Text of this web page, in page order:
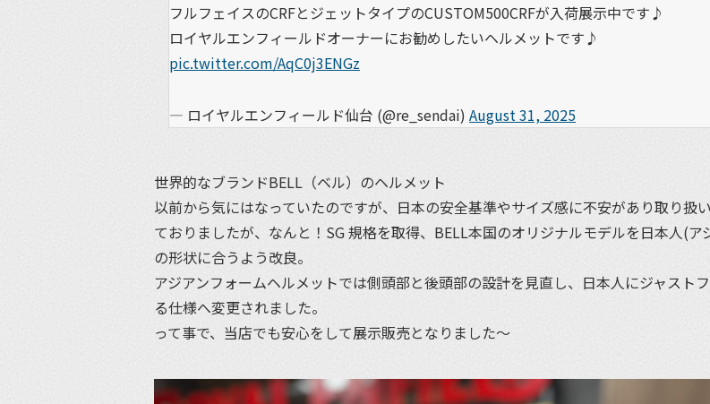
フルフェイスのCRFとジェットタイプのCUSTOM500CRFが入荷展示中です♪
ロイヤルエンフィールドオーナーにお勧めしたいヘルメットです♪
pic.twitter.com/AqC0j3ENGz
— ロイヤルエンフィールド仙台 (@re_sendai) August 31, 2025
世界的なブランドBELL（ベル）のヘルメット
以前から気にはなっていたのですが、日本の安全基準やサイズ感に不安があり取り扱
ておりましたが、なんと！SG 規格を取得、BELL本国のオリジナルモデルを日本人(ア
の形状に合うよう改良。
アジアンフォームヘルメットでは側頭部と後頭部の設計を見直し、日本人にジャスト
る仕様へ変更されました。
って事で、当店でも安心をして展示販売となりました〜